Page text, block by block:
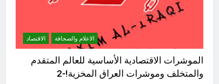
الاعلام والصحافة الاقتصاد
الموشرات الاقتصادية الأساسية للعالم المتقدم
والمتخلف وموشرات العراق المخزية!-2